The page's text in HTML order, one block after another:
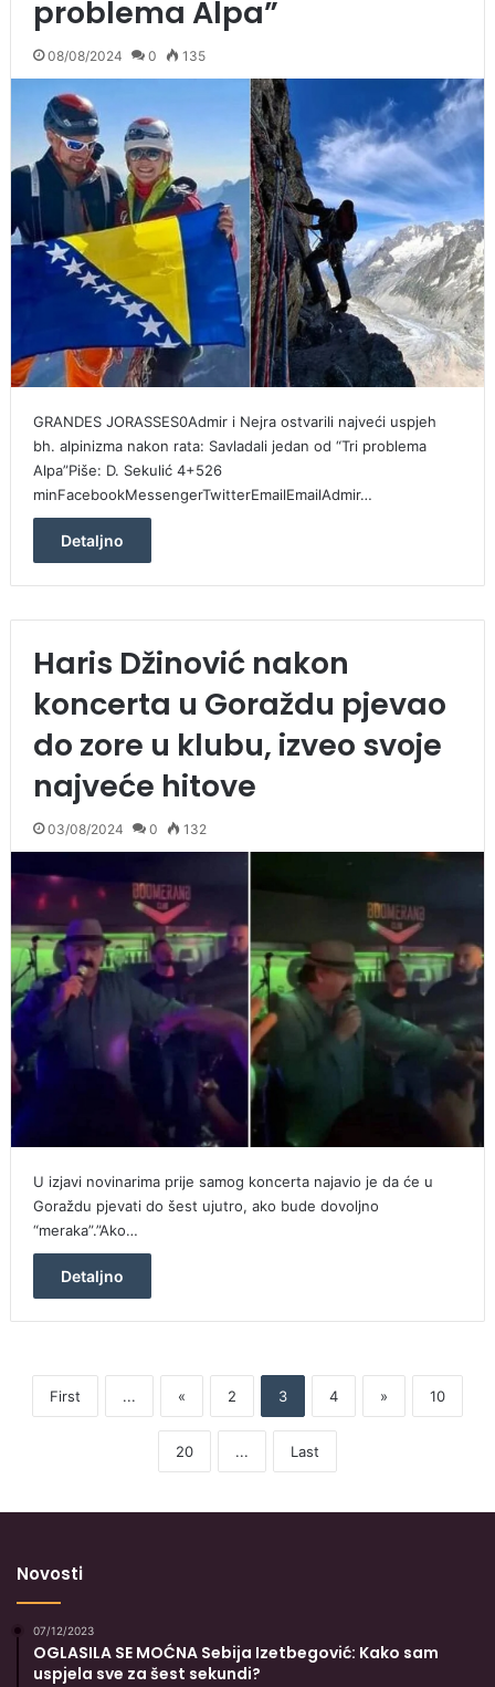
problema Alpa”
08/08/2024 0 135
GRANDES JORASSES0Admir i Nejra ostvarili najveći uspjeh
bh. alpinizma nakon rata: Savladali jedan od “Tri problema
Alpa”Piše: D. Sekulić 4+526
minFacebookMessengerTwitterEmailEmailAdmir…
Detaljno
Haris Džinović nakon
koncerta u Goraždu pjevao
do zore u klubu, izveo svoje
najveće hitove
03/08/2024 0 132
U izjavi novinarima prije samog koncerta najavio je da će u
Goraždu pjevati do šest ujutro, ako bude dovoljno
“meraka”.”Ako…
Detaljno
First ... « 2 3 4 » 10
20 ... Last
Novosti
07/12/2023
OGLASILA SE MOĆNA Sebija Izetbegović: Kako sam
uspjela sve za šest sekundi?